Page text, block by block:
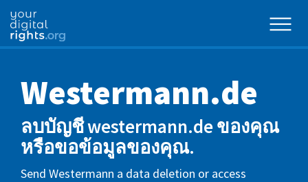
Westermann.de
ลบบัญชี westermann.de ของคุณ
หรือขอข้อมูลของคุณ.
Send Westermann a data deletion or access